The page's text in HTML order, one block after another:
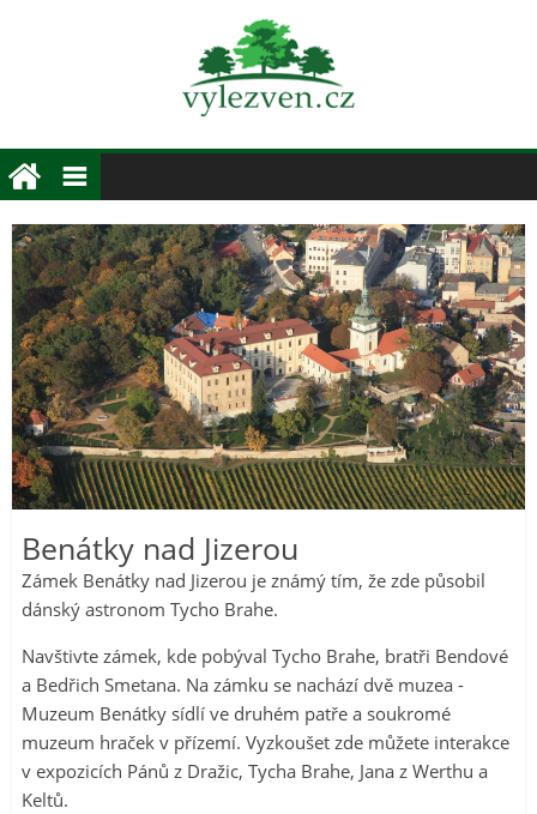
Benátky nad Jizerou
Zámek Benátky nad Jizerou je známý tím, že zde působil
dánský astronom Tycho Brahe.
Navštivte zámek, kde pobýval Tycho Brahe, bratři Bendové
a Bedřich Smetana. Na zámku se nachází dvě muzea -
Muzeum Benátky sídlí ve druhém patře a soukromé
muzeum hraček v přízemí. Vyzkoušet zde můžete interakce
v expozicích Pánů z Dražic, Tycha Brahe, Jana z Werthu a
Keltů.